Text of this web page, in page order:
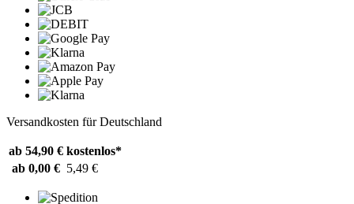
Versandkosten für Deutschland
ab 54,90 € kostenlos*
ab 0,00 € 5,49 €